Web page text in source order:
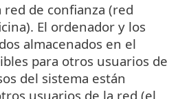
red de confianza (red
El ordenador y los
almacenados en el
para otros usuarios de
del sistema están
usuarios de la red (el